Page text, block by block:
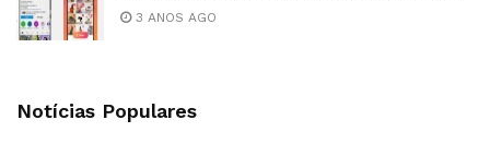
3 ANOS AGO
Notícias Populares